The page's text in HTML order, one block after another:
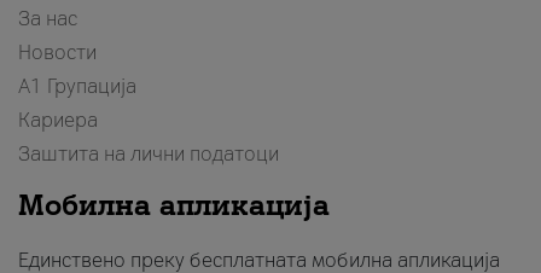
За нас
Новости
А1 Групација
Кариера
Заштита на лични податоци
Мобилна апликација
Единствено преку бесплатната мобилна апликација